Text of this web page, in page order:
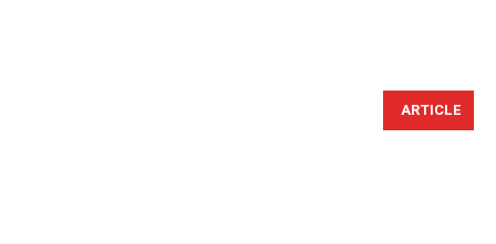
ARTICLE